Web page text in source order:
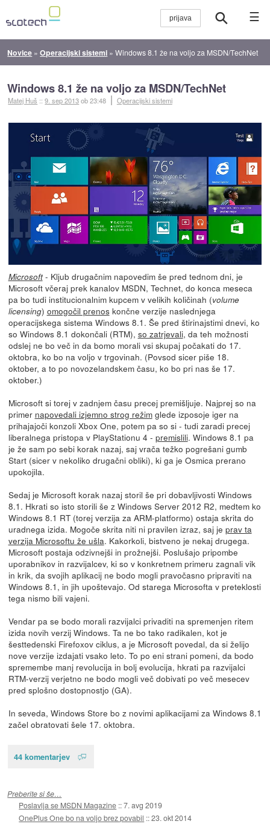
☰
Novice »Operacijski sistemi »Windows 8.1 že na voljo za MSDN/TechNet
Windows 8.1 že na voljo za MSDN/TechNet
Matej Huš ::9. sep 2013ob 23:48 Operacijski sistemi
Microsoft- Kljub drugačnim napovedim še pred tednom dni, je
Microsoft včeraj prek kanalov MSDN, Technet, do konca meseca
pa bo tudi institucionalnim kupcem v velikih količinah (volume
licensing) omogočil prenoskončne verzije naslednjega
operacijskega sistema Windows 8.1. Še pred štirinajstimi dnevi, ko
so Windows 8.1 dokončali (RTM), so zatrjevali, da teh možnosti
odslej ne bo več in da bomo morali vsi skupaj počakati do 17.
oktobra, ko bo na voljo v trgovinah. (Povsod sicer piše 18.
oktober, a to po novozelandskem času, ko bo pri nas še 17.
oktober.)
Microsoft si torej v zadnjem času precej premišljuje. Najprej so na
primer napovedali izjemno strog režimglede izposoje iger na
prihajajoči konzoli Xbox One, potem pa so si - tudi zaradi precej
liberalnega pristopa v PlayStationu 4 - premislili. Windows 8.1 pa
je že sam po sebi korak nazaj, saj vrača težko pogrešani gumb
Start (sicer v nekoliko drugačni obliki), ki ga je Osmica prerano
upokojila.
Sedaj je Microsoft korak nazaj storil še pri dobavljivosti Windows
8.1. Hkrati so isto storili še z Windows Server 2012 R2, medtem ko
Windows 8.1 RT (torej verzija za ARM-platformo) ostaja skrita do
uradnega izida. Mogoče skrita niti ni pravilen izraz, saj je prav ta
verzija Microsoftu že ušla. Kakorkoli, bistveno je nekaj drugega.
Microsoft postaja odzivnejši in prožnejši. Poslušajo pripombe
uporabnikov in razvijalcev, ki so v konkretnem primeru zagnali vik
in krik, da svojih aplikacij ne bodo mogli pravočasno pripraviti na
Windows 8.1, in jih upoštevajo. Od starega Microsofta v preteklosti
tega nismo bili vajeni.
Vendar pa se bodo morali razvijalci privaditi na spremenjen ritem
izida novih verzij Windows. Ta ne bo tako radikalen, kot je
šesttedenski Firefoxov ciklus, a je Microsoft povedal, da si želijo
nove verzije izdajati vsako leto. To po eni strani pomeni, da bodo
spremembe manj revolucija in bolj evolucija, hkrati pa razvijalci
RTM-verzij verjetno ne bodo mogli več dobivati po več mesecev
pred splošno dostopnostjo (GA).
In seveda, Windows Store bo z novimi aplikacijami za Windows 8.1
začel obratovati šele 17. oktobra.
44 komentarjev
Preberite si še…
Poslavlja se MSDN Magazine ::7. avg 2019
OnePlus One bo na voljo brez povabil ::23. okt 2014